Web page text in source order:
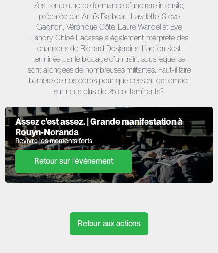
s’est tenue une performance d’une rare intensité,
préparée par Anaïs Barbeau-Lavalette, Steve
Gagnon, Véronique Côté, Laure Waridel et Eve
Landry. Chloé Lacasse a également interprété des
chansons de Richard Desjardins. L’action s’est
terminée par le blocage d’un train, sous lequel se
sont allongées de nombreuses militantes. Faut-il faire
barrière de nos corps pour que cessent de tomber
sur nous plus de 25 contaminants?
Assez c'est assez. | Grande manifestation à
Rouyn-Noranda
Revivre les moments forts
Retour sur l'événement
Retour aux actions